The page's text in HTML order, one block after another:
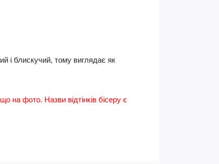
і блискучий, тому виглядає як
на фото. Назви відтінків бісеру є